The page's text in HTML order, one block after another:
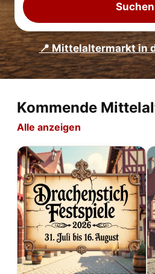
Suchen
📍 Mittelaltermarkt in
Kommende
Alle anzeigen